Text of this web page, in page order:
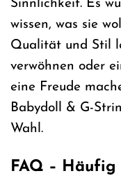
Sinnlichkeit. Es
wissen, was sie
Qualität und Stil
verwöhnen oder
eine Freude
Babydoll & G-
Wahl.
FAQ –